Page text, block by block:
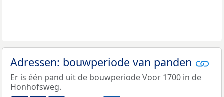
Adressen: bouwperiode van panden
Er is één pand uit de bouwperiode Voor 1700 in de
Honhofsweg.